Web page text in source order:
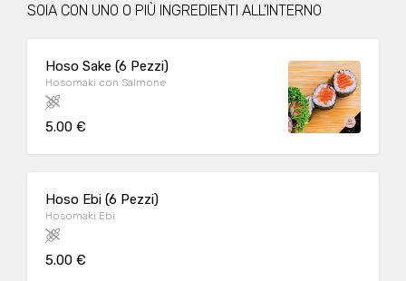
SOIA CON UNO O PIÙ INGREDIENTI ALL’INTERNO
Hoso Sake (6 Pezzi)
Hosomaki con Salmone
5.00 €
Hoso Ebi (6 Pezzi)
Hosomaki Ebi
5.00 €